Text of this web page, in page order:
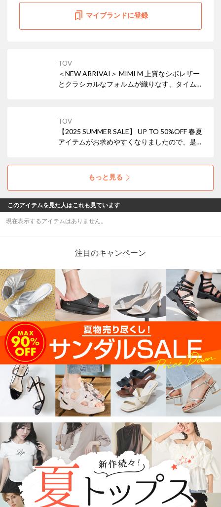
マイブランドに登録
TOV
＜NEW ARRIVAI＞ MIMI M 上質なシボレザー
とクラシカルなフォルムが織りなす、タイムレ
TOV
【2025 SUMMER SALE】 UP TO 50%OFF 春夏
アイテムがお求めやすくなりましたので、是非
もっと見る
このアイテムを見た人はこれも見ています
現在表示するアイテムはありません。
注目のキャンペーン